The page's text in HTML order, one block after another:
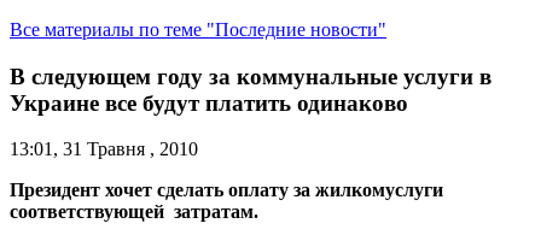
Все материалы по теме "Последние новости"
В следующем году за коммунальные услуги в
Украине все будут платить одинаково
13:01, 31 Травня , 2010
Президент хочет сделать оплату за жилкомуслуги
соответствующей затратам.